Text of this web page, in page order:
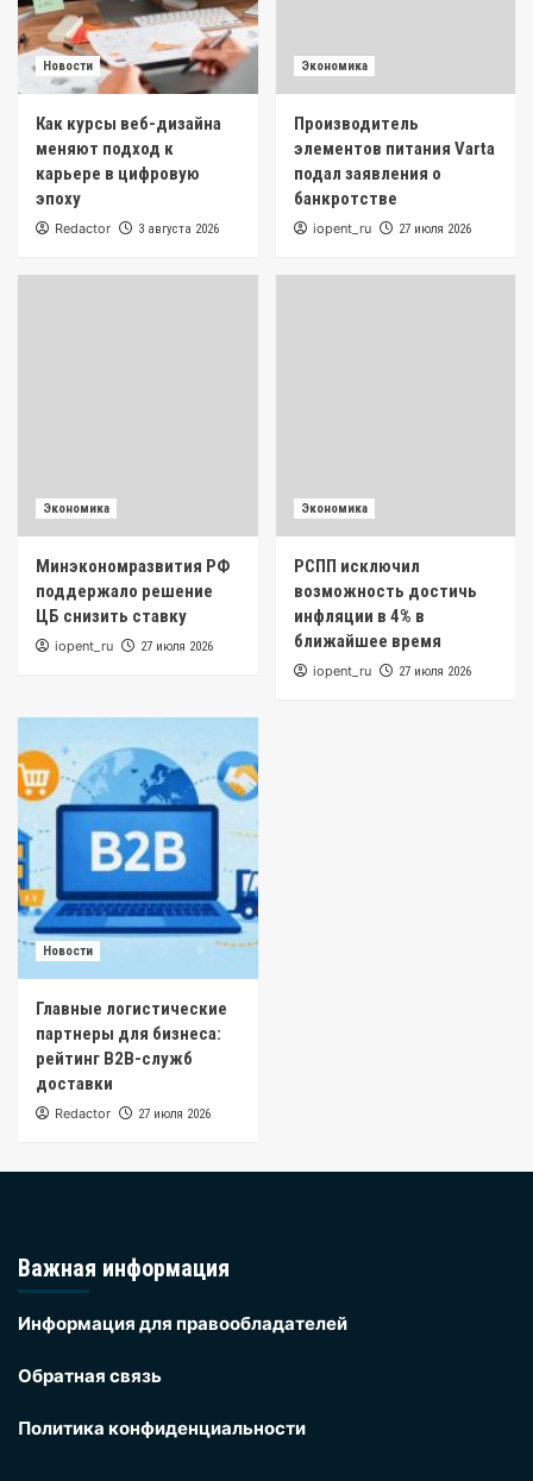
Новости
Как курсы веб-дизайна
меняют подход к
карьере в цифровую
эпоху
Redactor 3 августа 2026
Экономика
Производитель
элементов питания Varta
подал заявления о
банкротстве
iopent_ru 27 июля 2026
Экономика
Минэкономразвития РФ
поддержало решение
ЦБ снизить ставку
iopent_ru 27 июля 2026
Экономика
РСПП исключил
возможность достичь
инфляции в 4% в
ближайшее время
iopent_ru 27 июля 2026
Новости
Главные логистические
партнеры для бизнеса:
рейтинг B2B-служб
доставки
Redactor 27 июля 2026
Важная информация
Информация для правообладателей
Обратная связь
Политика конфиденциальности